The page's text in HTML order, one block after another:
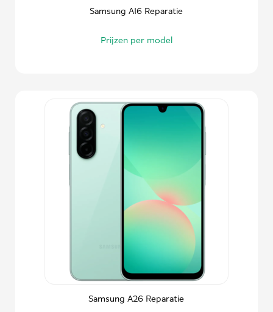
Samsung A16 Reparatie
Prijzen per model
Samsung A26 Reparatie